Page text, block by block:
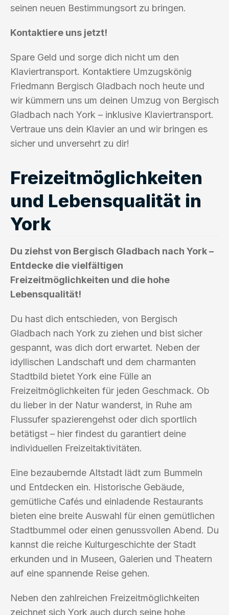
seinen neuen Bestimmungsort zu bringen.
Kontaktiere uns jetzt!
Spare Geld und sorge dich nicht um den
Klaviertransport. Kontaktiere Umzugskönig
Friedmann Bergisch Gladbach noch heute und
wir kümmern uns um deinen Umzug von Bergisch
Gladbach nach York – inklusive Klaviertransport.
Vertraue uns dein Klavier an und wir bringen es
sicher und unversehrt zu dir!
Freizeitmöglichkeiten
und Lebensqualität in
York
Du ziehst von Bergisch Gladbach nach York –
Entdecke die vielfältigen
Freizeitmöglichkeiten und die hohe
Lebensqualität!
Du hast dich entschieden, von Bergisch
Gladbach nach York zu ziehen und bist sicher
gespannt, was dich dort erwartet. Neben der
idyllischen Landschaft und dem charmanten
Stadtbild bietet York eine Fülle an
Freizeitmöglichkeiten für jeden Geschmack. Ob
du lieber in der Natur wanderst, in Ruhe am
Flussufer spazierengehst oder dich sportlich
betätigst – hier findest du garantiert deine
individuellen Freizeitaktivitäten.
Eine bezaubernde Altstadt lädt zum Bummeln
und Entdecken ein. Historische Gebäude,
gemütliche Cafés und einladende Restaurants
bieten eine breite Auswahl für einen gemütlichen
Stadtbummel oder einen genussvollen Abend. Du
kannst die reiche Kulturgeschichte der Stadt
erkunden und in Museen, Galerien und Theatern
auf eine spannende Reise gehen.
Neben den zahlreichen Freizeitmöglichkeiten
zeichnet sich York auch durch seine hohe